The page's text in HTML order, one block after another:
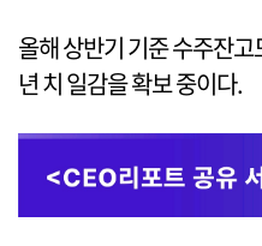
올해 상반기 기준 수주잔
년 치 일감을 확보 중이다.